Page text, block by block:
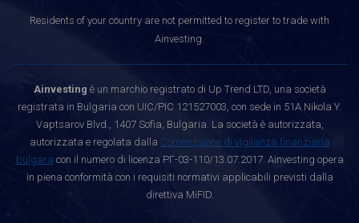
Residents of your country are not permitted to register to trade with
Ainvesting.
Ainvesting è un marchio registrato di Up Trend LTD, una società
registrata in Bulgaria con UIC/PIC 121527003, con sede in 51A Nikola Y.
Vaptsarov Blvd., 1407 Sofia, Bulgaria. La società è autorizzata,
autorizzata e regolata dalla Commissione di vigilanza finanziaria
bulgara con il numero di licenza РГ-03-110/13.07.2017. Ainvesting opera
in piena conformità con i requisiti normativi applicabili previsti dalla
direttiva MiFID.